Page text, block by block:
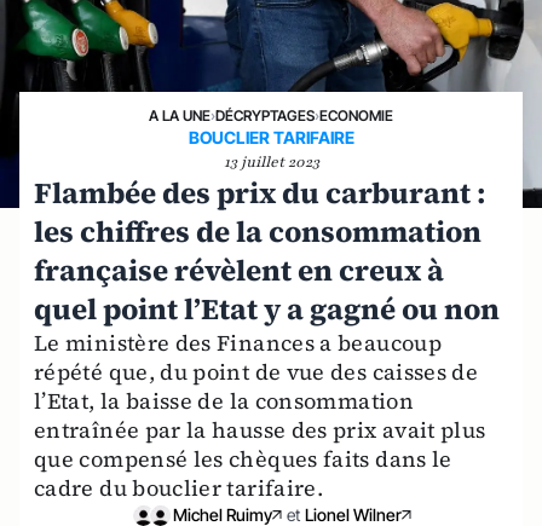
A LA UNE›DÉCRYPTAGES›ECONOMIE
BOUCLIER TARIFAIRE
13 juillet 2023
Flambée des prix du carburant :
les chiffres de la consommation
française révèlent en creux à
quel point l’Etat y a gagné ou non
Le ministère des Finances a beaucoup
répété que, du point de vue des caisses de
l’Etat, la baisse de la consommation
entraînée par la hausse des prix avait plus
que compensé les chèques faits dans le
cadre du bouclier tarifaire.
Michel Ruimy et Lionel Wilner